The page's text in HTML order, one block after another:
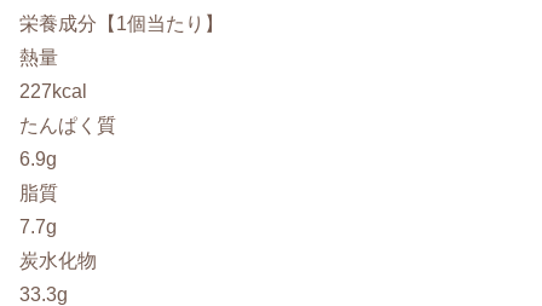
栄養成分【1個当たり】
熱量
227kcal
たんぱく質
6.9g
脂質
7.7g
炭水化物
33.3g